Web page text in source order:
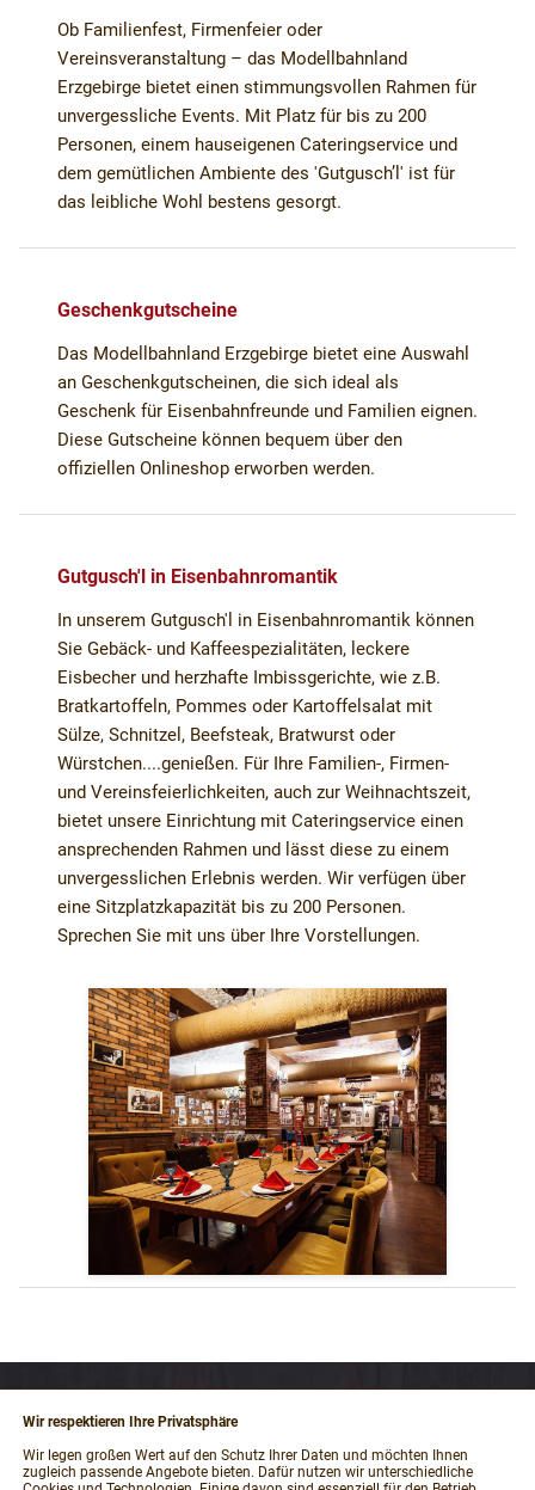
Wir respektieren Ihre Privatsphäre
Wir legen großen Wert auf den Schutz Ihrer Daten und möchten Ihnen
zugleich passende Angebote bieten. Dafür nutzen wir unterschiedliche
Ob Familienfest, Firmenfeier oder
Vereinsveranstaltung – das Modellbahnland
Erzgebirge bietet einen stimmungsvollen Rahmen für
unvergessliche Events. Mit Platz für bis zu 200
Personen, einem hauseigenen Cateringservice und
dem gemütlichen Ambiente des 'Gutgusch’l' ist für
das leibliche Wohl bestens gesorgt.
Geschenkgutscheine
Das Modellbahnland Erzgebirge bietet eine Auswahl
an Geschenkgutscheinen, die sich ideal als
Geschenk für Eisenbahnfreunde und Familien eignen.
Diese Gutscheine können bequem über den
offiziellen Onlineshop erworben werden.
Gutgusch'l in Eisenbahnromantik
In unserem Gutgusch'l in Eisenbahnromantik können
Sie Gebäck- und Kaffeespezialitäten, leckere
Eisbecher und herzhafte Imbissgerichte, wie z.B.
Bratkartoffeln, Pommes oder Kartoffelsalat mit
Sülze, Schnitzel, Beefsteak, Bratwurst oder
Würstchen....genießen. Für Ihre Familien-, Firmen-
und Vereinsfeierlichkeiten, auch zur Weihnachtszeit,
bietet unsere Einrichtung mit Cateringservice einen
ansprechenden Rahmen und lässt diese zu einem
unvergesslichen Erlebnis werden. Wir verfügen über
eine Sitzplatzkapazität bis zu 200 Personen.
Sprechen Sie mit uns über Ihre Vorstellungen.
RECHTLICHES